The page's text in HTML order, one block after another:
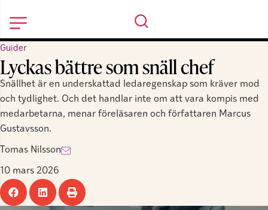
Guider
Lyckas bättre som snäll chef
Snällhet är en underskattad ledaregenskap som kräver mod
och tydlighet. Och det handlar inte om att vara kompis med
medarbetarna, menar föreläsaren och författaren Marcus
Gustavsson.
Tomas Nilsson
10 mars 2026